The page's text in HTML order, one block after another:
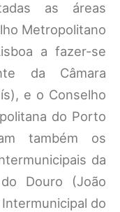
as áreas
Metropolitano
a fazer-se
da Câmara
e o Conselho
do Porto
também os
da
Douro (João
do